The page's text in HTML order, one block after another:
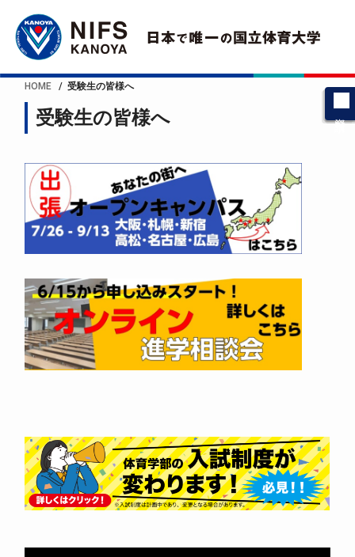
HOME 受験生の皆様へ
受験生の皆様へ